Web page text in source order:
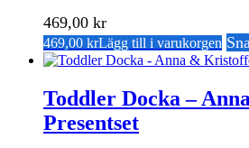
469,00 kr
469,00 krLägg till i varukorgen
Toddler Docka –
Presentset